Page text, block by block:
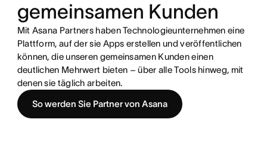
gemeinsamen Kunden
Mit Asana Partners haben Technologieunternehmen eine
Plattform, auf der sie Apps erstellen und veröffentlichen
können, die unseren gemeinsamen Kunden einen
deutlichen Mehrwert bieten – über alle Tools hinweg, mit
denen sie täglich arbeiten.
So werden Sie Partner von Asana